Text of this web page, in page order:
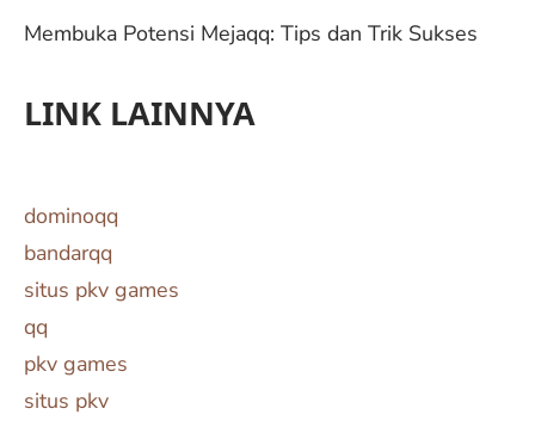
Membuka Potensi Mejaqq: Tips dan Trik Sukses
LINK LAINNYA
dominoqq
bandarqq
situs pkv games
qq
pkv games
situs pkv